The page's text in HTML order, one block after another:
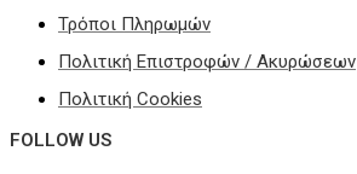
Τρόποι Πληρωμών
Πολιτική Επιστροφών / Ακυρώσεων
Πολιτική Cookies
FOLLOW US